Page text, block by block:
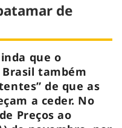
de
que o
também
de que as
a ceder. No
Preços ao